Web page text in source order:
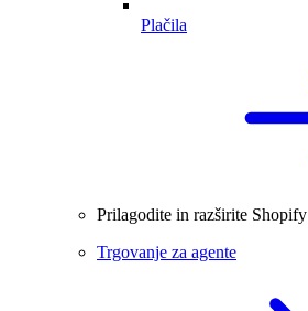
Plačila
Prilagodite in razširite Shopify
Trgovanje za agente